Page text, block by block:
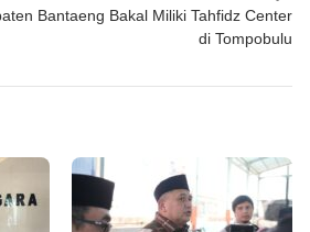
Bantaeng Bakal Miliki Tahfidz Center
di Tompobulu